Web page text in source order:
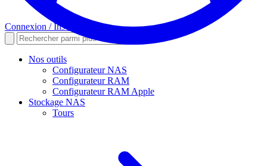
Connexion / Inscription
Nos outils
Configurateur NAS
Configurateur RAM
Configurateur RAM Apple
Stockage NAS
Tours